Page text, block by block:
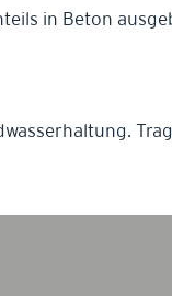
in Beton